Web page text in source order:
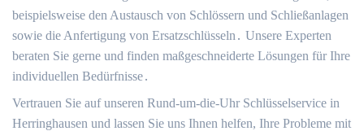
beispielsweise den Austausch von Schlössern und Schließanlagen
sowie die Anfertigung von Ersatzschlüsseln․ Unsere Experten
beraten Sie gerne und finden maßgeschneiderte Lösungen für Ihre
individuellen Bedürfnisse․
Vertrauen Sie auf unseren Rund-um-die-Uhr Schlüsselservice in
Herringhausen und lassen Sie uns Ihnen helfen, Ihre Probleme mit